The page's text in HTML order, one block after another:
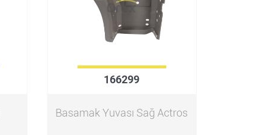
166299
Basamak Yuvası Sağ Actros